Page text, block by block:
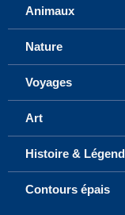
Animaux
Nature
Voyages
Art
Histoire &
Contours épais